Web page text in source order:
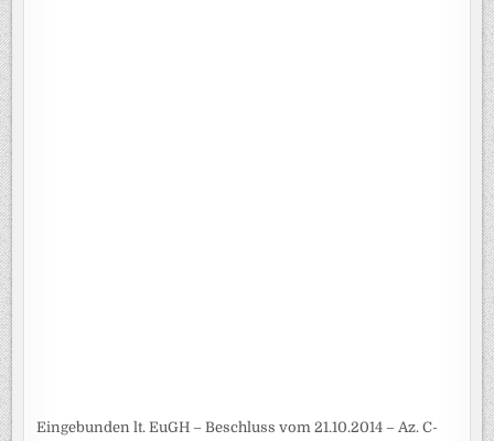
Eingebunden lt. EuGH – Beschluss vom 21.10.2014 – Az. C-